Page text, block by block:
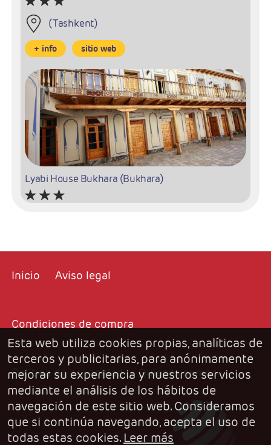
(Tashkent)
+ info sitio web
Lyabi House Bukhara (Bukhara)
Hotel Bek Khiva (Khiva)
Ulitsa N. Kubro, dom 1, 220900 Khiva
+998 95 194 55 22
Inicio Aviso legal
Condiciones de compra
Política de privacidad Quienes somos
Esta web utiliza cookies propias, analíticas de
terceros y publicitarias, para anónimamente
mejorar su experiencia y nuestros servicios
mediante el análisis de los hábitos de
navegación de este sitio web. Consideramos
que si continúa navegando, acepta el uso de
todas estas cookies. Leer más